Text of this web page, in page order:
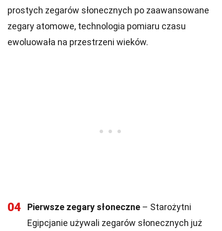
prostych zegarów słonecznych po zaawansowane
zegary atomowe, technologia pomiaru czasu
ewoluowała na przestrzeni wieków.
04 Pierwsze zegary słoneczne – Starożytni
Egipcjanie używali zegarów słonecznych już